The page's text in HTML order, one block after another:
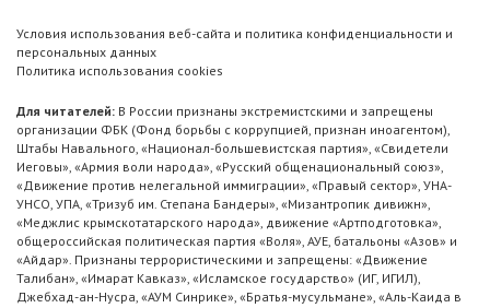
Условия использования веб-сайта и политика конфиденциальности и
персональных данных
Политика использования cookies
Для читателей: В России признаны экстремистскими и запрещены
организации ФБК (Фонд борьбы с коррупцией, признан иноагентом),
Штабы Навального, «Национал-большевистская партия», «Свидетели
Иеговы», «Армия воли народа», «Русский общенациональный союз»,
«Движение против нелегальной иммиграции», «Правый сектор», УНА-
УНСО, УПА, «Тризуб им. Степана Бандеры», «Мизантропик дивижн»,
«Меджлис крымскотатарского народа», движение «Артподготовка»,
общероссийская политическая партия «Воля», АУЕ, батальоны «Азов» и
«Айдар». Признаны террористическими и запрещены: «Движение
Талибан», «Имарат Кавказ», «Исламское государство» (ИГ, ИГИЛ),
Джебхад-ан-Нусра, «АУМ Синрике», «Братья-мусульмане», «Аль-Каида в